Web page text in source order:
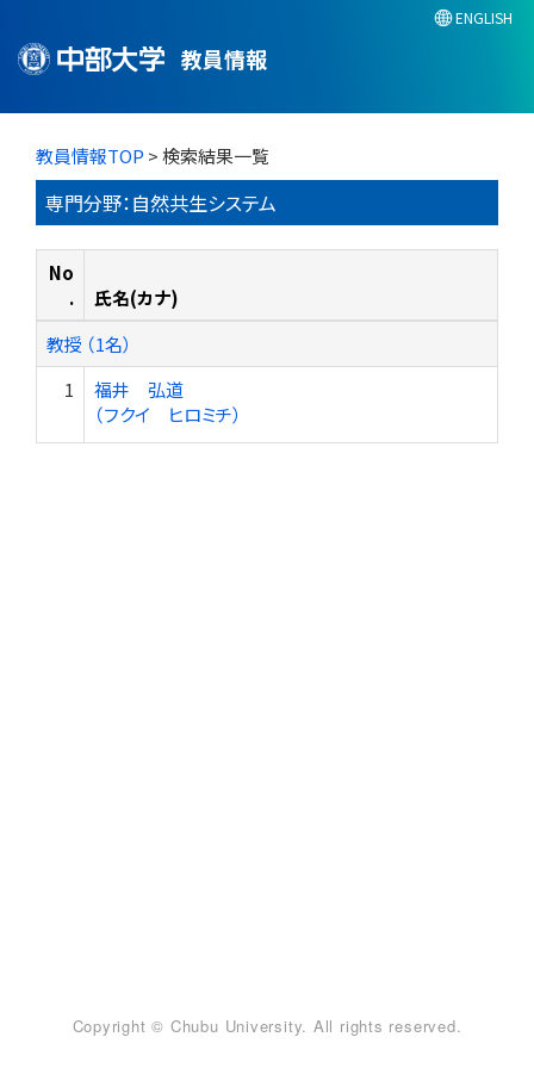
教員情報
ENGLISH
教員情報TOP > 検索結果一覧
専門分野：自然共生システム
No
.
氏名(カナ)
教授 （1名）
1
福井 弘道
（フクイ ヒロミチ）
Copyright © Chubu University. All rights reserved.